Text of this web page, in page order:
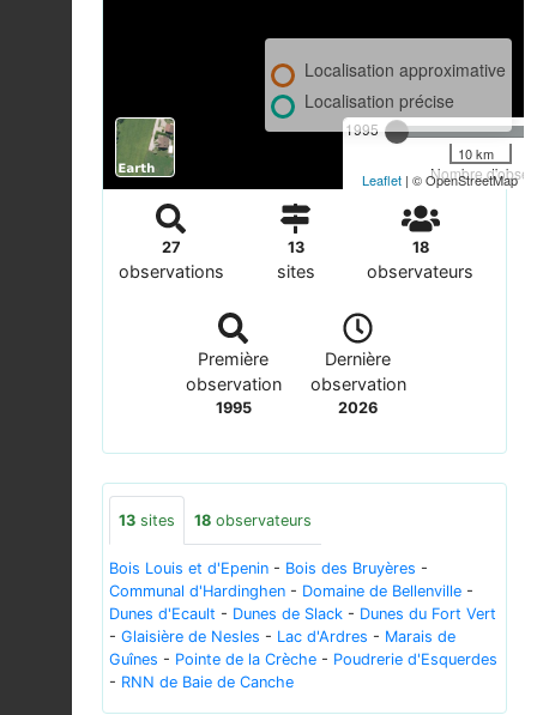
1995
Nombre
Localisation approximative
Localisation précise
10 km
Leaflet | © OpenStreetMap
27
observations
13
sites
18
observateurs
Première
observation
1995
Dernière
observation
2026
13 sites 18 observateurs
Bois Louis et d'Epenin - Bois des Bruyères -
Communal d'Hardinghen - Domaine de Bellenville -
Dunes d'Ecault - Dunes de Slack - Dunes du Fort Vert
- Glaisière de Nesles - Lac d'Ardres - Marais de
Guînes - Pointe de la Crèche - Poudrerie d'Esquerdes
- RNN de Baie de Canche